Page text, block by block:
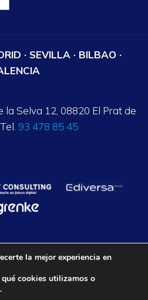
· SEVILLA · BILBAO ·
la Selva 12, 08820 El Prat de
93 478 85 45
la mejor experiencia en
qué cookies utilizamos o
.